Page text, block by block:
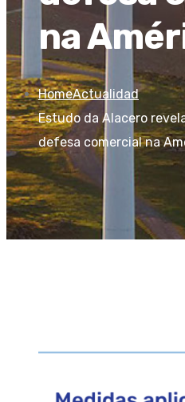
na
HomeActualidad
Estudo da Alacero
defesa comercial na